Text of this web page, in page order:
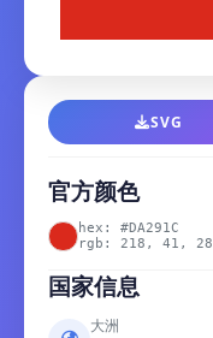
SVG
官方颜色
hex: #DA291C
rgb: 218, 41, 28
国家信息
大洲